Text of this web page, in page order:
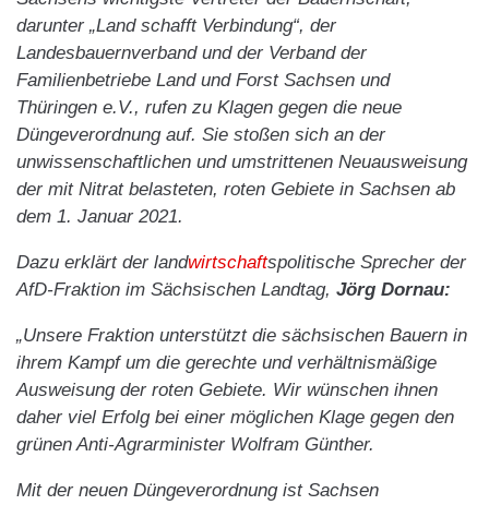
darunter „Land schafft Verbindung“, der
Landesbauernverband und der Verband der
Familienbetriebe Land und Forst Sachsen und
Thüringen e.V., rufen zu Klagen gegen die neue
Düngeverordnung auf. Sie stoßen sich an der
unwissenschaftlichen und umstrittenen Neuausweisung
der mit Nitrat belasteten, roten Gebiete in Sachsen ab
dem 1. Januar 2021.
Dazu erklärt der landwirtschaftspolitische Sprecher der
AfD-Fraktion im Sächsischen Landtag, Jörg Dornau:
„Unsere Fraktion unterstützt die sächsischen Bauern in
ihrem Kampf um die gerechte und verhältnismäßige
Ausweisung der roten Gebiete. Wir wünschen ihnen
daher viel Erfolg bei einer möglichen Klage gegen den
grünen Anti-Agrarminister Wolfram Günther.
Mit der neuen Düngeverordnung ist Sachsen